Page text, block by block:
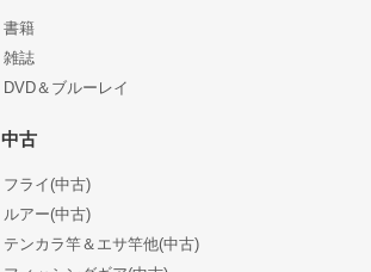
書籍
雑誌
DVD＆ブルーレイ
中古
フライ(中古)
ルアー(中古)
テンカラ竿＆エサ竿他(中古)